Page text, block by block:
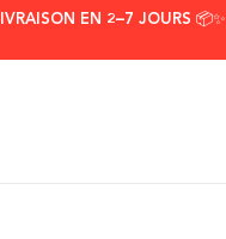
EN 2–7 JOURS 📦✨